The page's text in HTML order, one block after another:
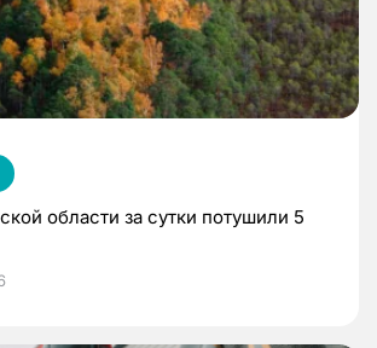
области за сутки потушили 5